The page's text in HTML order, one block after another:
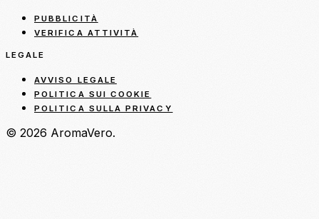
PUBBLICITÀ
VERIFICA ATTIVITÀ
LEGALE
AVVISO LEGALE
POLITICA SUI COOKIE
POLITICA SULLA PRIVACY
© 2026 AromaVero.